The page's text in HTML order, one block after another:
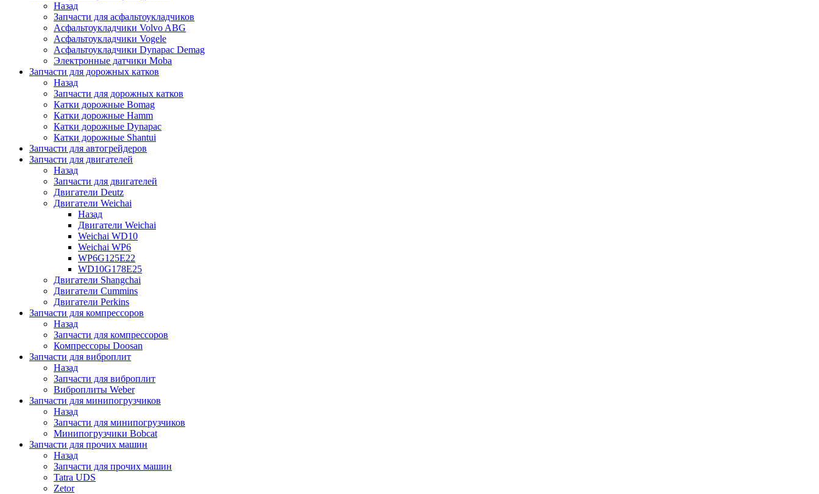
Назад
Запчасти для асфальтоукладчиков
Асфальтоукладчики Volvo ABG
Асфальтоукладчики Vogele
Асфальтоукладчики Dynapac Demag
Электронные датчики Moba
Запчасти для дорожных катков
Назад
Запчасти для дорожных катков
Катки дорожные Bomag
Катки дорожные Hamm
Катки дорожные Dynapac
Катки дорожные Shantui
Запчасти для автогрейдеров
Запчасти для двигателей
Назад
Запчасти для двигателей
Двигатели Deutz
Двигатели Weichai
Назад
Двигатели Weichai
Weichai WD10
Weichai WP6
WP6G125E22
WD10G178E25
Двигатели Shangchai
Двигатели Cummins
Двигатели Perkins
Запчасти для компрессоров
Назад
Запчасти для компрессоров
Компрессоры Doosan
Запчасти для виброплит
Назад
Запчасти для виброплит
Виброплиты Weber
Запчасти для минипогрузчиков
Назад
Запчасти для минипогрузчиков
Минипогрузчики Bobcat
Запчасти для прочих машин
Назад
Запчасти для прочих машин
Tatra UDS
Zetor